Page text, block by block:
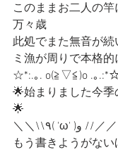
このままお二人の
万々歳
此処でまた無音が
ミ漁が周りで本格
☆*:.｡. o(≧▽≦)o .｡
🌟始まりました今
🌟
＼＼\\٩( 'ω' )و //／／
もう書きようがな